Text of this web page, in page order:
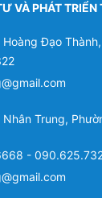
VÀ PHÁT TRIỂN
Đạo
Trung,
-